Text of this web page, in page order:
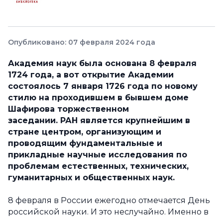
Опубликовано: 07 февраля 2024 года
Академия наук была основана 8 февраля
1724 года, а вот открытие Академии
состоялось 7 января 1726 года по новому
стилю на проходившем в бывшем доме
Шафирова торжественном
заседании. РАН является крупнейшим в
стране центром, организующим и
проводящим фундаментальные и
прикладные научные исследования по
проблемам естественных, технических,
гуманитарных и общественных наук.
8 февраля в России ежегодно отмечается День
российской науки. И это неслучайно. Именно в